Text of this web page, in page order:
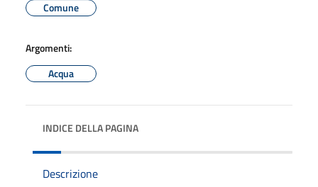
Comune
Argomenti:
Acqua
INDICE DELLA PAGINA
Descrizione